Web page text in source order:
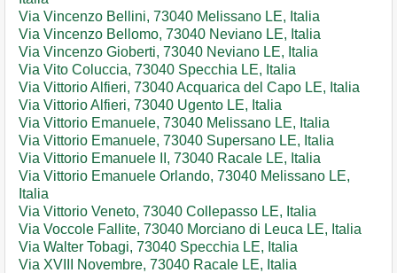
Via Vincenzo Bellini, 73040 Melissano LE, Italia
Via Vincenzo Bellomo, 73040 Neviano LE, Italia
Via Vincenzo Gioberti, 73040 Neviano LE, Italia
Via Vito Coluccia, 73040 Specchia LE, Italia
Via Vittorio Alfieri, 73040 Acquarica del Capo LE, Italia
Via Vittorio Alfieri, 73040 Ugento LE, Italia
Via Vittorio Emanuele, 73040 Melissano LE, Italia
Via Vittorio Emanuele, 73040 Supersano LE, Italia
Via Vittorio Emanuele II, 73040 Racale LE, Italia
Via Vittorio Emanuele Orlando, 73040 Melissano LE,
Italia
Via Vittorio Veneto, 73040 Collepasso LE, Italia
Via Voccole Fallite, 73040 Morciano di Leuca LE, Italia
Via Walter Tobagi, 73040 Specchia LE, Italia
Via XVIII Novembre, 73040 Racale LE, Italia